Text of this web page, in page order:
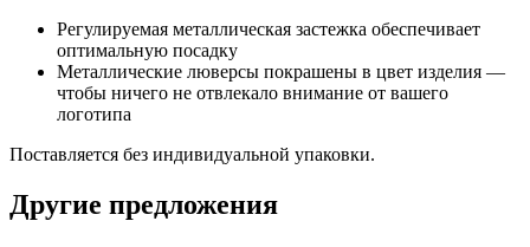
Регулируемая металлическая застежка обеспечивает
оптимальную посадку
Металлические люверсы покрашены в цвет изделия —
чтобы ничего не отвлекало внимание от вашего
логотипа
Поставляется без индивидуальной упаковки.
Другие предложения